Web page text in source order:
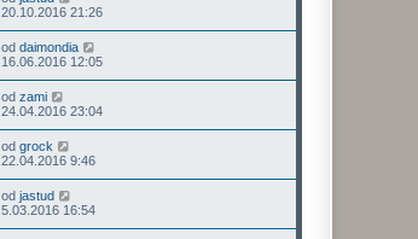
20.10.2016 21:26
od daimondia
16.06.2016 12:05
od zami
24.04.2016 23:04
od grock
22.04.2016 9:46
od jastud
5.03.2016 16:54